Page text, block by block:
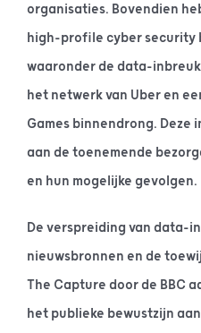
organisaties. Bovendien
high-profile cyber security
waaronder de data-
het netwerk van Uber en
Games binnendrong.
aan de toenemende
en hun mogelijke gevolgen.
De verspreiding van data-
nieuwsbronnen en de
The Capture door de BBC
het publieke bewustzijn